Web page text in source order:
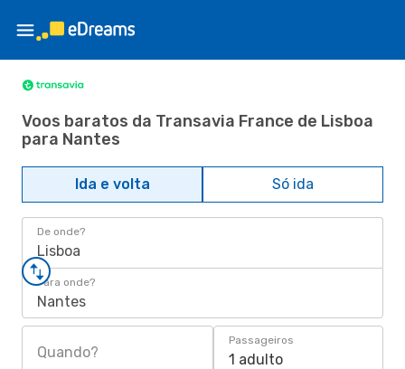
Voos baratos da Transavia France de Lisboa
para Nantes
Ida e volta Só ida
De onde?
Lisboa
Para onde?
Nantes
Quando?
Passageiros
1 adulto